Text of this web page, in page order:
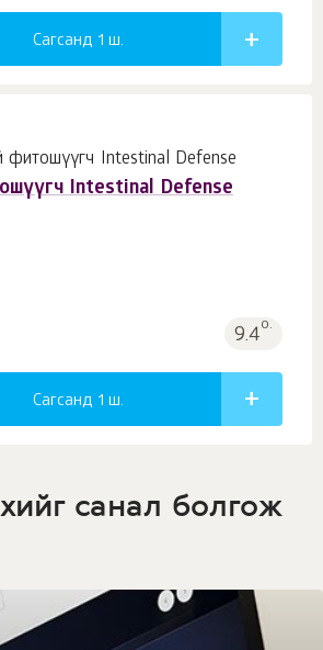
Сагсанд 1 ш.
Intestinal Defense
9.4о.
Сагсанд 1 ш.
санал болгож